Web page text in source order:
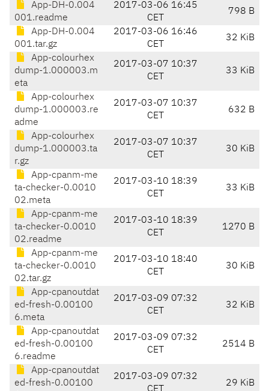
App-DH-0.004
001.readme
2017-03-06 16:45
CET
798 B
App-DH-0.004
001.tar.gz
2017-03-06 16:46
CET
32 KiB
App-colourhex
dump-1.000003.m
eta
2017-03-07 10:37
CET
33 KiB
App-colourhex
dump-1.000003.re
adme
2017-03-07 10:37
CET
632 B
App-colourhex
dump-1.000003.ta
r.gz
2017-03-07 10:37
CET
30 KiB
App-cpanm-me
ta-checker-0.0010
02.meta
2017-03-10 18:39
CET
33 KiB
App-cpanm-me
ta-checker-0.0010
02.readme
2017-03-10 18:39
CET
1270 B
App-cpanm-me
ta-checker-0.0010
02.tar.gz
2017-03-10 18:40
CET
30 KiB
App-cpanoutdat
ed-fresh-0.00100
6.meta
2017-03-09 07:32
CET
32 KiB
App-cpanoutdat
ed-fresh-0.00100
6.readme
2017-03-09 07:32
CET
2514 B
App-cpanoutdat
ed-fresh-0.00100
2017-03-09 07:32
29 KiB